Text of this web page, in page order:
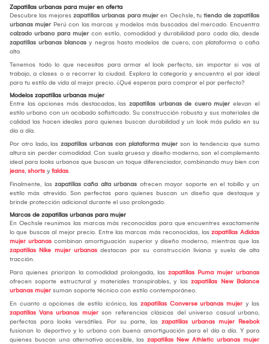
Zapatillas urbanas para mujer en oferta
Descubre las mejores zapatillas urbanas para mujer en Oechsle, tu tienda de zapatillas
urbanas mujer Perú con las marcas y modelos más buscados del mercado. Encuentra
calzado urbano para mujer con estilo, comodidad y durabilidad para cada día, desde
zapatillas urbanas blancas y negras hasta modelos de cuero, con plataforma o caña
alta.
Tenemos todo lo que necesitas para armar el look perfecto, sin importar si vas al
trabajo, a clases o a recorrer la ciudad. Explora la categoría y encuentra el par ideal
para tu estilo de vida al mejor precio. ¿Qué esperas para comprar el par perfecto?
Modelos zapatillas urbanas mujer
Entre las opciones más destacadas, las zapatillas urbanas de cuero mujer elevan el
estilo urbano con un acabado sofisticado. Su construcción robusta y sus materiales de
calidad las hacen ideales para quienes buscan durabilidad y un look más pulido en su
día a día.
Por otro lado, las zapatillas urbanas con plataforma mujer son la tendencia que suma
altura sin perder comodidad. Con suela gruesa y diseño moderno, son el complemento
ideal para looks urbanos que buscan un toque diferenciador, combinando muy bien con
jeans, shorts y faldas.
Finalmente, las zapatillas caña alta urbanas ofrecen mayor soporte en el tobillo y un
estilo más atrevido. Son perfectas para quienes buscan un diseño que destaque y
brinde protección adicional durante el uso prolongado.
Marcas de zapatillas urbanas para mujer
En Oechsle reunimos las marcas más reconocidas para que encuentres exactamente
lo que buscas al mejor precio. Entre las marcas más reconocidas, las zapatillas Adidas
mujer urbanas combinan amortiguación superior y diseño moderno, mientras que las
zapatillas Nike mujer urbanas destacan por su construcción liviana y suela de alta
tracción.
Para quienes priorizan la comodidad prolongada, las zapatillas Puma mujer urbanas
ofrecen soporte estructural y materiales transpirables, y las zapatillas New Balance
urbanas mujer suman soporte técnico con estilo contemporáneo.
En cuanto a opciones de estilo icónico, las zapatillas Converse urbanas mujer y las
zapatillas Vans urbanas mujer son referencias clásicas del universo casual urbano,
perfectas para looks versátiles. Por su parte, las zapatillas urbanas mujer Reebok
fusionan lo deportivo y lo urbano con buena amortiguación para el día a día. Y para
quienes buscan una alternativa accesible, las zapatillas New Athletic urbanas mujer